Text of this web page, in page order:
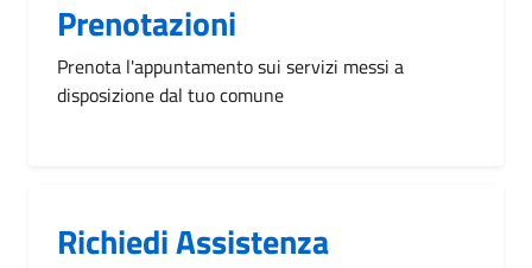
Prenotazioni
Prenota l'appuntamento sui servizi messi a
disposizione dal tuo comune
Richiedi Assistenza